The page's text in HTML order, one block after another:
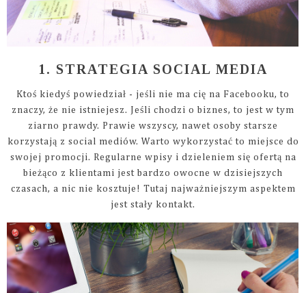
1. STRATEGIA SOCIAL MEDIA
Ktoś kiedyś powiedział - jeśli nie ma cię na Facebooku, to
znaczy, że nie istniejesz. Jeśli chodzi o biznes, to jest w tym
ziarno prawdy. Prawie wszyscy, nawet osoby starsze
korzystają z social mediów. Warto wykorzystać to miejsce do
swojej promocji. Regularne wpisy i dzieleniem się ofertą na
bieżąco z klientami jest bardzo owocne w dzisiejszych
czasach, a nic nie kosztuje! Tutaj najważniejszym aspektem
jest stały kontakt.